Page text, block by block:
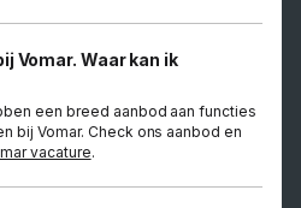
Vomar. Waar kan ik
een breed aanbod aan functies
bij Vomar. Check ons aanbod en
vacature.